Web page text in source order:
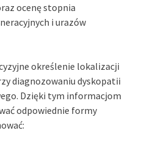
ocenę stopnia
i urazów
określenie lokalizacji
diagnozowaniu dyskopatii
Dzięki tym informacjom
odpowiednie formy